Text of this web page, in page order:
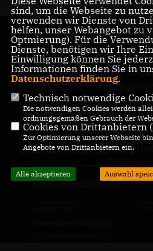
Herzlich Willkommen bei der
CDU Kreisverband
Beckum
CDU Nordrhein-Westfalen
CDU Deutschlands
sind, um die Webseite zu
verwenden wir Dienste von
helfen, unser Webangebot zu
Optmierung). Für die
Dienste, benötigen wir Ihre
Einwilligung können Sie
Informationen finden Sie in
Datenschutzerklärung.
Technisch notwendige
Die notwendigen Cookies werden
ordnungsgemäßen Gebrauch der
Cookies von Drittanbietern (
Zur Optimierung unserer Webseite
Angebote von Drittanbietern ein.
Alle akzeptieren Auswahl